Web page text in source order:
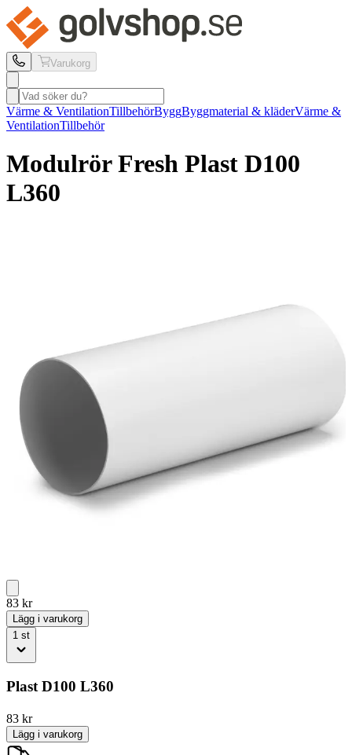
Varukorg
Värme & VentilationTillbehörByggByggmaterial & kläderVärme &
VentilationTillbehör
Modulrör Fresh Plast D100
L360
83 kr
Lägg i varukorg
1 st
Plast D100 L360
83 kr
Lägg i varukorg